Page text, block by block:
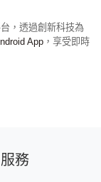
，透過創新科技為
App ，享受即時
務